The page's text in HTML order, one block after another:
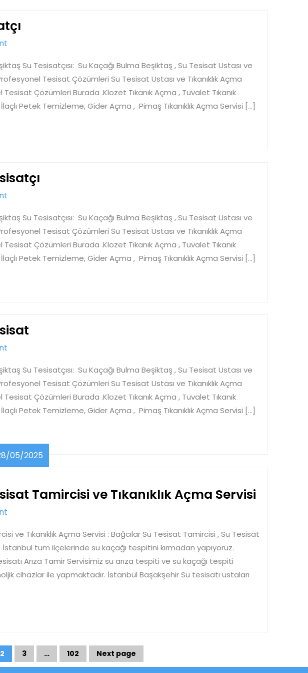
Su Tesisatçısı: Su Kaçağı Bulma Beşiktaş , Su Tesisat Ustası ve
Tesisat Çözümleri Su Tesisat Ustası ve Tıkanıklık Açma
Çözümleri Burada .Klozet Tıkanık Açma , Tuvalet Tıkanık
Petek Temizleme, Gider Açma , Pimaş Tıkanıklık Açma Servisi […]
Su Tesisatçısı: Su Kaçağı Bulma Beşiktaş , Su Tesisat Ustası ve
Tesisat Çözümleri Su Tesisat Ustası ve Tıkanıklık Açma
Çözümleri Burada .Klozet Tıkanık Açma , Tuvalet Tıkanık
Petek Temizleme, Gider Açma , Pimaş Tıkanıklık Açma Servisi […]
Su Tesisatçısı: Su Kaçağı Bulma Beşiktaş , Su Tesisat Ustası ve
Tesisat Çözümleri Su Tesisat Ustası ve Tıkanıklık Açma
Çözümleri Burada .Klozet Tıkanık Açma , Tuvalet Tıkanık
Petek Temizleme, Gider Açma , Pimaş Tıkanıklık Açma Servisi […]
05/2025
Tamircisi ve Tıkanıklık Açma Servisi
Tamircisi
ve Tıkanıklık Açma Servisi : Bağcılar Su Tesisat Tamircisi , Su Tesisat
İstanbul tüm ilçelerinde su kaçağı tespitini kırmadan yapıyoruz.
Arıza Tamir Servisimiz su arıza tespiti ve su kaçağı tespiti
cihazlar ile yapmaktadır. İstanbul Başakşehir Su tesisatı ustaları
Page
2
Page
3 …
Page
102 Next page